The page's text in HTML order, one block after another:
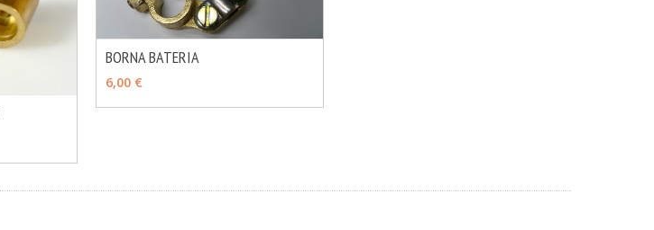
BORNA BATERIA
6,00 €